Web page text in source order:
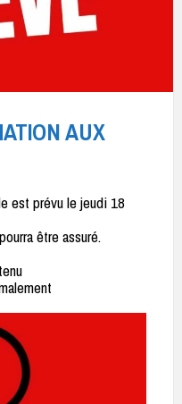
AUX
est prévu le jeudi 18
être assuré.